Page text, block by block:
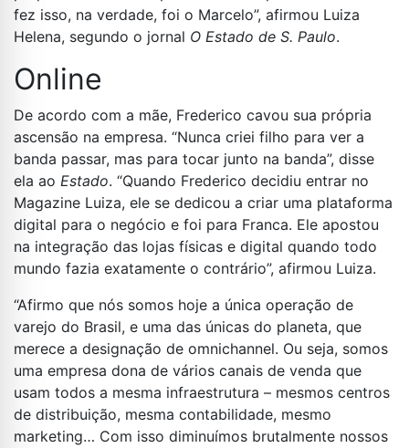
fez isso, na verdade, foi o Marcelo”, afirmou Luiza
Helena, segundo o jornal O Estado de S. Paulo.
Online
De acordo com a mãe, Frederico cavou sua própria
ascensão na empresa. “Nunca criei filho para ver a
banda passar, mas para tocar junto na banda”, disse
ela ao Estado. “Quando Frederico decidiu entrar no
Magazine Luiza, ele se dedicou a criar uma plataforma
digital para o negócio e foi para Franca. Ele apostou
na integração das lojas físicas e digital quando todo
mundo fazia exatamente o contrário”, afirmou Luiza.
“Afirmo que nós somos hoje a única operação de
varejo do Brasil, e uma das únicas do planeta, que
merece a designação de omnichannel. Ou seja, somos
uma empresa dona de vários canais de venda que
usam todos a mesma infraestrutura – mesmos centros
de distribuição, mesma contabilidade, mesmo
marketing… Com isso diminuímos brutalmente nossos